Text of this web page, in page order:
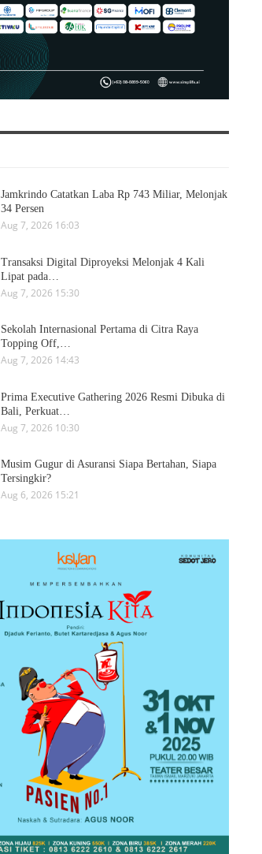
Jamkrindo Catatkan Laba Rp 743 Miliar, Melonjak
34 Persen
Aug 7, 2026 16:03
Transaksi Digital Diproyeksi Melonjak 4 Kali
Lipat pada…
Aug 7, 2026 15:30
Sekolah Internasional Pertama di Citra Raya
Topping Off,…
Aug 7, 2026 14:43
Prima Executive Gathering 2026 Resmi Dibuka di
Bali, Perkuat…
Aug 7, 2026 10:30
Musim Gugur di Asuransi Siapa Bertahan, Siapa
Tersingkir?
Aug 6, 2026 15:21